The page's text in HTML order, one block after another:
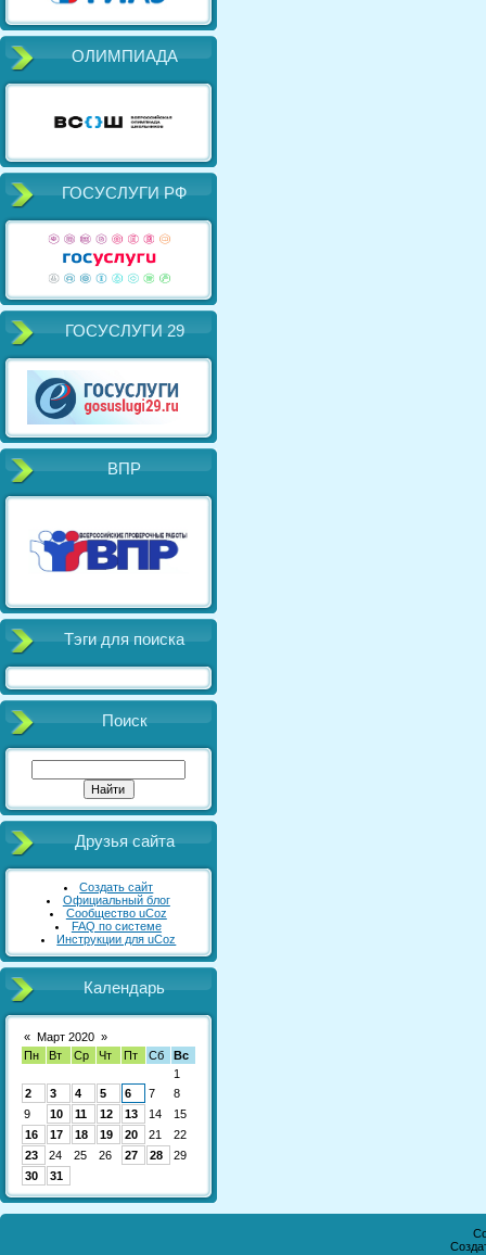
ОЛИМПИАДА
ГОСУСЛУГИ РФ
ГОСУСЛУГИ 29
ВПР
Тэги для поиска
Поиск
Друзья сайта
Создать сайт
Официальный блог
Сообщество uCoz
FAQ по системе
Инструкции для uCoz
Календарь
« Март 2020 »
Пн
Вт Ср Чт Пт Сб
Вс
1
2
3 4 5 6 7
8
9
10 11 12 13 14
15
16
17 18 19 20 21
22
23
24 25 26 27 28
29
30
31